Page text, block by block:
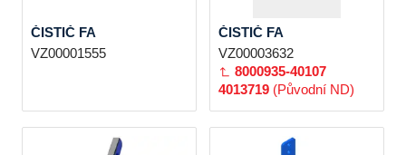
ČISTIČ FA
VZ00001555
ČISTIČ FA
VZ00003632
8000935-40107
4013719 (Původní ND)